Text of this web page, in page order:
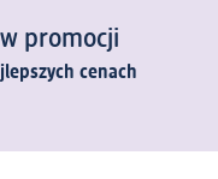
promocji
cenach